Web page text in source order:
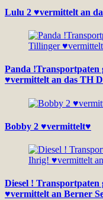
Lulu 2 ♥vermittelt an
Panda
♥vermittelt an das TH
Bobby 2 ♥vermittelt♥
Diesel !
♥vermittelt an Berner